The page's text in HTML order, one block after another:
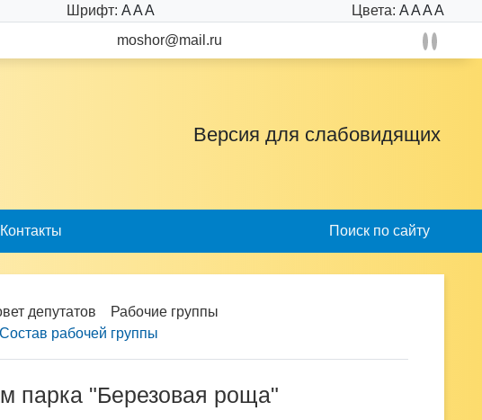
Шрифт: A A A Цвета: AAAA
moshor@mail.ru
Версия для слабовидящих
Контакты Поиск по сайту
депутатов
Рабочие группы
Состав рабочей группы
парка "Березовая роща"